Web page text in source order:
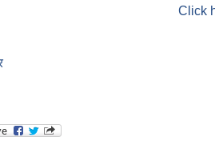
Click